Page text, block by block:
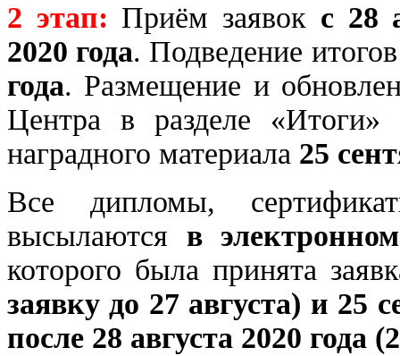
2 этап: Приём заявок с 28
2020 года. Подведение
года. Размещение и
Центра в разделе «Итоги»
наградного материала 25
Все дипломы,
высылаются в
которого была принята
заявку до 27 августа) и 25
после 28 августа 2020 года